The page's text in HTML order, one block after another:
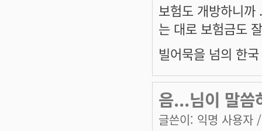
보험도 개방하니
는 대로 보험금도
빌어묵을 넘의 한
음...님이 말씀
글쓴이: 익명 사용자